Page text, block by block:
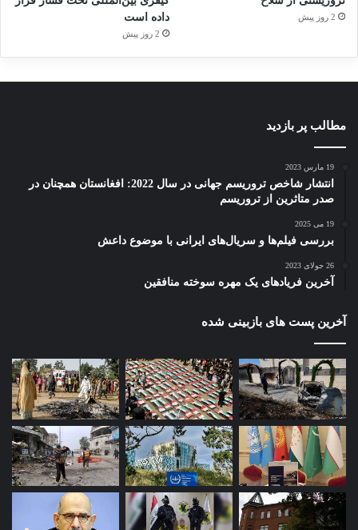
2 روز پیش
داده است
2 روز پیش
مطالب پر بازدید
19 مارس 2023
انتشار شاخص تروریسم جهانی در سال 2022: افغانستان همچنان در
صدر متاثرین از تروریسم
19 می 2025
بررسی فیلم‌ها و سریال‌های ایرانی با موضوع داعش
26 جولای 2023
آخرین فریادهای یک مهره سوخته منافقین
آخرین پست های بازبینی شده